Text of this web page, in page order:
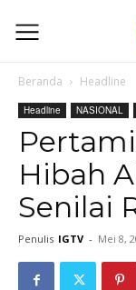
Beranda Headline
Headline NASIONAL
Hibah
Senilai
Penulis IGTV - Mei 8,